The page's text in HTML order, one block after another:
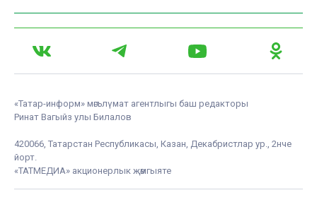
«Татар-информ» мәгълүмат агентлыгы баш редакторы
Ринат Вагыйз улы Билалов
420066, Татарстан Республикасы, Казан, Декабристлар ур., 2нче
йорт.
«ТАТМЕДИА» акционерлык җәмгыяте